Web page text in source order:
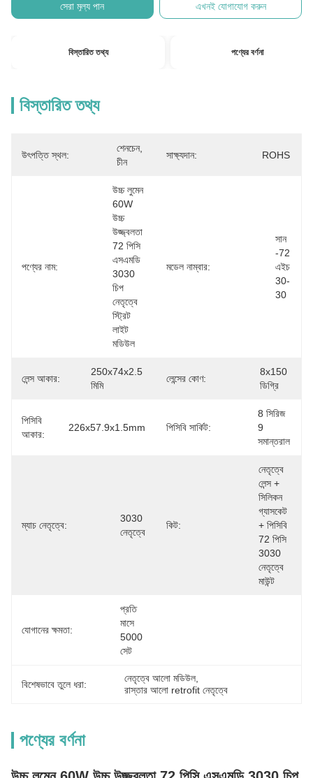
সেরা মূল্য পান এখনই যোগাযোগ করুন
বিস্তারিত তথ্য পণ্যের বর্ণনা
বিস্তারিত তথ্য
উৎপত্তি স্থল:
শেনচেন,
চীন
সাক্ষ্যদান: ROHS
পণ্যের নাম:
উচ্চ লুমেন
60W
উচ্চ
উজ্জ্বলতা
72 পিসি
এসএমডি
3030
চিপ
নেতৃত্বে
স্ট্রিট
লাইট
মডিউল
মডেল নাম্বার:
সান
-72
এইচ
30-
30
লেন্স আকার:
250x74x2.5
মিমি
লেন্সের কোণ:
8x150
ডিগ্রি
পিসিবি
আকার:
226x57.9x1.5mm পিসিবি সার্কিট:
8 সিরিজ
9
সমান্তরাল
ম্যাচ নেতৃত্বে:
3030
নেতৃত্বে
কিট:
নেতৃত্বে
লেন্স +
সিলিকন
গ্যাসকেট
+ পিসিবি
72 পিসি
3030
নেতৃত্বে
মাউন্ট
যোগানের ক্ষমতা:
প্রতি
মাসে
5000
সেট
বিশেষভাবে তুলে ধরা:
নেতৃত্বে আলো মডিউল
রাস্তার আলো retrofit নেতৃত্বে
পণ্যের বর্ণনা